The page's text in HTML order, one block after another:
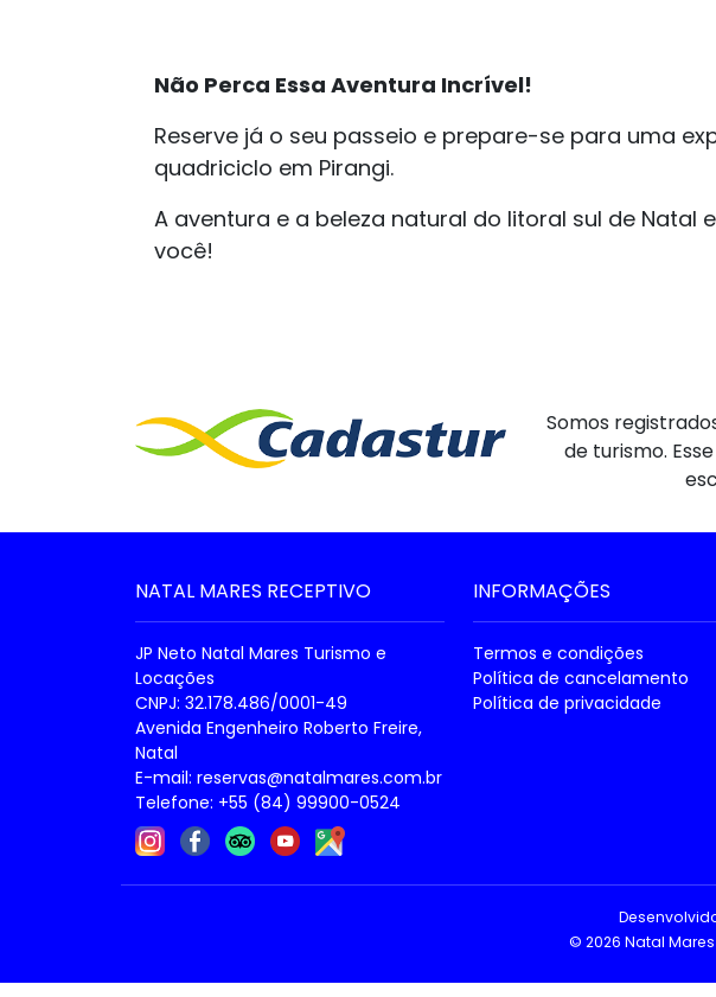
Não Perca Essa Aventura Incrível!
Reserve já o seu passeio e prepare-se para uma
quadriciclo em Pirangi.
A aventura e a beleza natural do litoral sul de Natal
você!
Somos
de turismo.
NATAL MARES RECEPTIVO
JP Neto Natal Mares Turismo e
Locações
CNPJ: 32.178.486/0001-49
Avenida Engenheiro Roberto Freire,
Natal
E-mail: reservas@natalmares.com.br
Telefone: +55 (84) 99900-0524
INFORMAÇÕES
Termos e condições
Política de cancelamento
Política de privacidade
© 2026 Natal